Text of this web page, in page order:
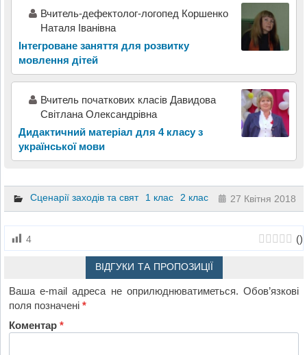
Вчитель-дефектолог-логопед Коршенко
Наталя Іванівна
Інтегроване заняття для розвитку
мовлення дітей
Вчитель початкових класів Давидова
Світлана Олександрівна
Дидактичний матеріал для 4 класу з
української мови
Сценарії заходів та свят 1 клас 2 клас 27 Квітня 2018
4 ()
ВІДГУКИ ТА ПРОПОЗИЦІЇ
Ваша e-mail адреса не оприлюднюватиметься. Обов’язкові
поля позначені*
Коментар*